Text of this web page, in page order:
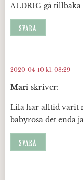
ALDRIG gå
SVARA
Mari skriver:
2020-04-10 kl. 08:29
Lila har alltid varit
babyrosa det enda
SVARA